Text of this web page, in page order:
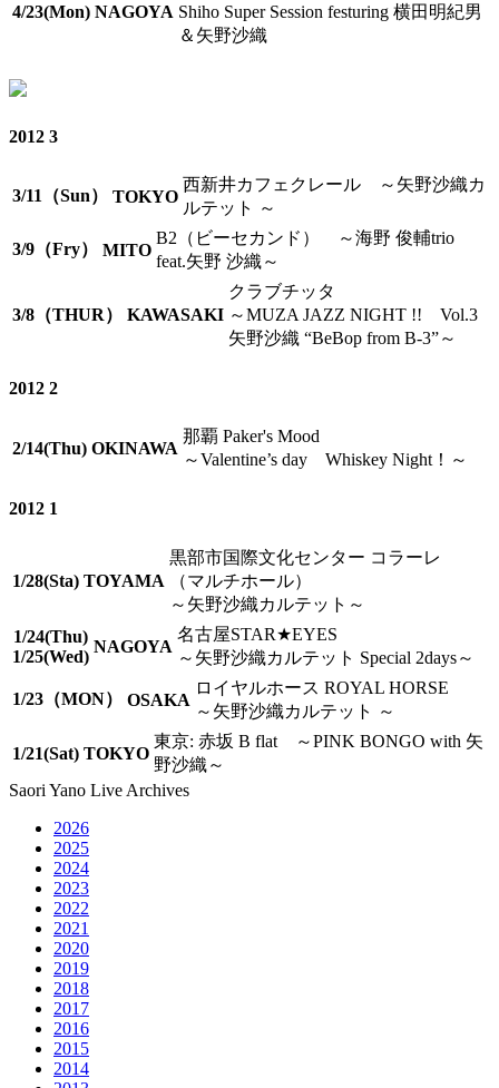
4/23(Mon) NAGOYA Shiho Super Session festuring 横田明紀男
＆矢野沙織
2012 3
3/11（Sun） TOKYO
西新井カフェクレール
～矢野沙織カ
ルテット ～
3/9（Fry） MITO
B2（ビーセカンド）
～海野 俊輔trio
feat.矢野 沙織～
3/8（THUR） KAWASAKI
クラブチッタ
～MUZA JAZZ NIGHT !! Vol.3
矢野沙織 “BeBop from B-3”～
2012 2
2/14(Thu) OKINAWA
那覇 Paker's Mood
～Valentine’s day Whiskey Night！～
2012 1
1/28(Sta) TOYAMA
黒部市国際文化センター コラーレ
（マルチホール）
～矢野沙織カルテット～
1/24(Thu)
1/25(Wed)
NAGOYA
名古屋STAR★EYES
～矢野沙織カルテット Special 2days～
1/23（MON） OSAKA
ロイヤルホース ROYAL HORSE
～矢野沙織カルテット ～
1/21(Sat) TOKYO
東京: 赤坂 B flat
～PINK BONGO with 矢
野沙織～
Saori Yano Live Archives
2026
2025
2024
2023
2022
2021
2020
2019
2018
2017
2016
2015
2014